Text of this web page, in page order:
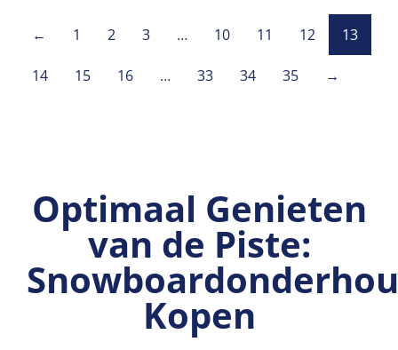
← 1 2 3 … 10 11 12 13
14 15 16 … 33 34 35 →
Optimaal Genieten
van de Piste:
Kopen